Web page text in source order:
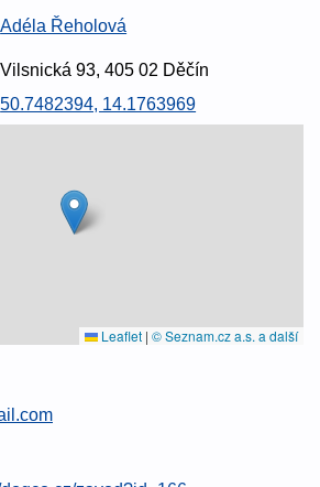
Adéla Řeholová
Vilsnická 93, 405 02 Děčín
50.7482394, 14.1763969
Leaflet | © Seznam.cz a.s. a další